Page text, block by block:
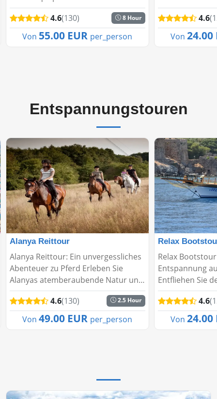
beliebtesten Wasserparks in Alanya
und verspricht einen
unvergesslichen Tag für die ganze
Familie. Direkt an der traumhaft...
4.6(130) 8 Hour
Von 55.00 EUR per_person
Hektik – die
perfekt für alle,
sanfte Brisen
4.6
Von 24.00
Entspannungstouren
Alanya Reittour
Alanya Reittour: Ein unvergessliches
Abenteuer zu Pferd Erleben Sie
Alanyas atemberaubende Natur und
Geschichte auf dem Rücken eines
Pferdes! Die etwa 1,5-stündige
Reittour führt Sie durch die
malerischen Taurusberge...
4.6(130) 2.5 Hour
Von 49.00 EUR per_person
Relax
Relax
Entspannung
Entfliehen Sie
Hektik – die
perfekt für alle,
sanfte Brisen
4.6
Von 24.00